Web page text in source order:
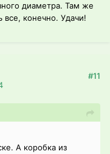
диаметра. Там же
конечно. Удачи!
#11
А коробка из